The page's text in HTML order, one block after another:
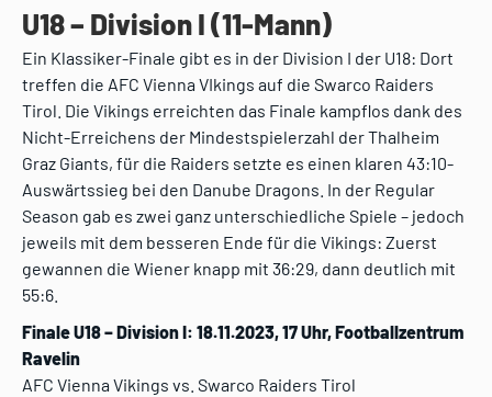
U18 – Division I (11-Mann)
Ein Klassiker-Finale gibt es in der Division I der U18: Dort
treffen die AFC Vienna VIkings auf die Swarco Raiders
Tirol. Die Vikings erreichten das Finale kampflos dank des
Nicht-Erreichens der Mindestspielerzahl der Thalheim
Graz Giants, für die Raiders setzte es einen klaren 43:10-
Auswärtssieg bei den Danube Dragons. In der Regular
Season gab es zwei ganz unterschiedliche Spiele – jedoch
jeweils mit dem besseren Ende für die Vikings: Zuerst
gewannen die Wiener knapp mit 36:29, dann deutlich mit
55:6.
Finale U18 – Division I: 18.11.2023, 17 Uhr, Footballzentrum
Ravelin
AFC Vienna Vikings vs. Swarco Raiders Tirol